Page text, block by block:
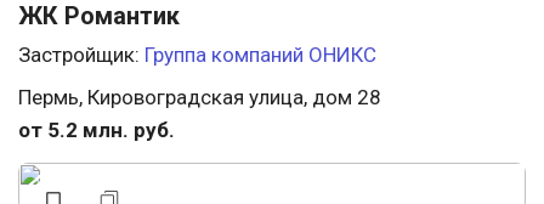
ЖК Романтик
Застройщик: Группа компаний ОНИКС
Пермь, Кировоградская улица, дом 28
от 5.2 млн. руб.